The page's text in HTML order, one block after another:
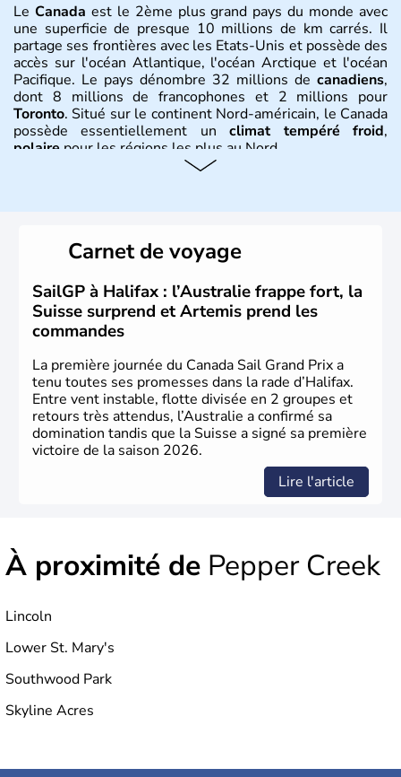
Le Canada est le 2ème plus grand pays du monde avec
une superficie de presque 10 millions de km carrés. Il
partage ses frontières avec les Etats-Unis et possède des
accès sur l'océan Atlantique, l'océan Arctique et l'océan
Pacifique. Le pays dénombre 32 millions de canadiens,
dont 8 millions de francophones et 2 millions pour
Toronto. Situé sur le continent Nord-américain, le Canada
possède essentiellement unclimat tempéré froid,
polaire pour les régions les plus au Nord.
territoire de la ville de Québec, le Canada passe ensuite
sous le contrôle des Britanniques. L'indépendance du
pays a été obtenue au cours d'un long processus qui s'est
étalé de 1867 à 1982. Le peuple autochtone des Inuits,
aujourd'hui appelé Eskimos, n'est découvert qu'au début
du XXème siècle lors d'une expédition dans le Grand
Nord.
Carnet de voyage
SailGP à Halifax : l’Australie frappe fort, la
Suisse surprend et Artemis prend les
commandes
La première journée du Canada Sail Grand Prix a
tenu toutes ses promesses dans la rade d’Halifax.
Entre vent instable, flotte divisée en 2 groupes et
retours très attendus, l’Australie a confirmé sa
domination tandis que la Suisse a signé sa première
victoire de la saison 2026.
Lire l'article
À proximité de Pepper Creek
Lincoln
Lower St. Mary's
Southwood Park
Skyline Acres